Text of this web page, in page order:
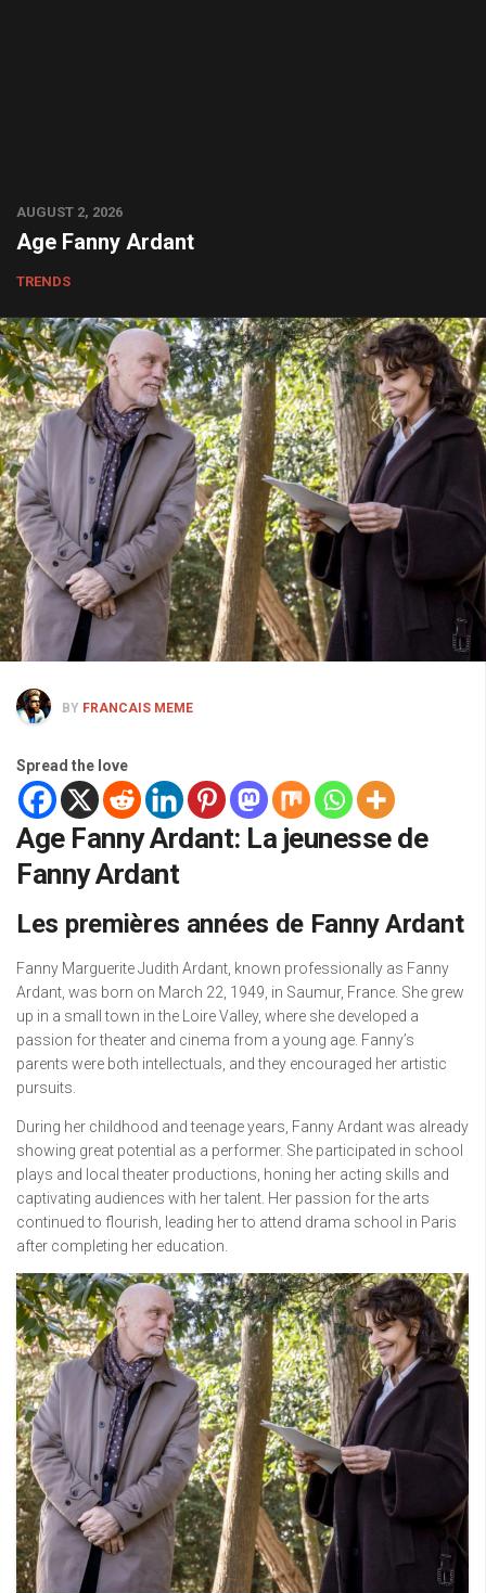
AUGUST 2, 2026
Age Fanny Ardant
TRENDS
BY FRANCAIS MEME
Spread the love
Age Fanny Ardant: La jeunesse de
Fanny Ardant
Les premières années de Fanny Ardant
Fanny Marguerite Judith Ardant, known professionally as Fanny
Ardant, was born on March 22, 1949, in Saumur, France. She grew
up in a small town in the Loire Valley, where she developed a
passion for theater and cinema from a young age. Fanny’s
parents were both intellectuals, and they encouraged her artistic
pursuits.
During her childhood and teenage years, Fanny Ardant was already
showing great potential as a performer. She participated in school
plays and local theater productions, honing her acting skills and
captivating audiences with her talent. Her passion for the arts
continued to flourish, leading her to attend drama school in Paris
after completing her education.